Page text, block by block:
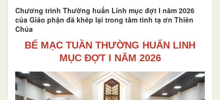
Chương trình Thường huấn Linh mục đợt I năm 2026
của Giáo phận đã khép lại trong tâm tình tạ ơn Thiên
Chúa
BẾ MẠC TUẦN THƯỜNG HUẤN LINH
MỤC ĐỢT I NĂM 2026